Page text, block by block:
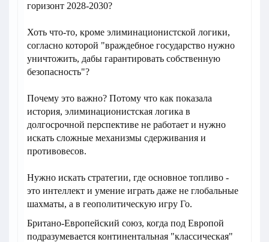
горизонт 2028-2030?
Хоть что-то, кроме элиминационистской логики,
согласно которой "враждебное государство нужно
уничтожить, дабы гарантировать собственную
безопасность"?
Почему это важно? Потому что как показала
история, элиминационистская логика в
долгосрочной перспективе не работает и нужно
искать сложные механизмы сдерживания и
противовесов.
Нужно искать стратегии, где основное топливо -
это интеллект и умение играть даже не глобальные
шахматы, а в геополитическую игру Го.
Британо-Европейский союз, когда под Европой
подразумевается континентальная "классическая"